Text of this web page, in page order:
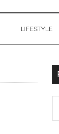
LIFESTYLE